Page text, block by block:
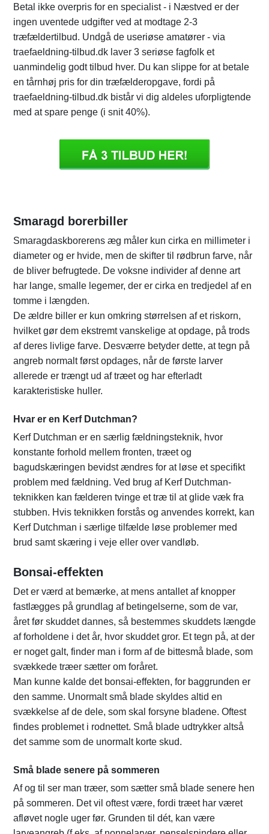
Betal ikke overpris for en specialist - i Næstved er der
ingen uventede udgifter ved at modtage 2-3
træfældertilbud. Undgå de useriøse amatører - via
traefaeldning-tilbud.dk laver 3 seriøse fagfolk et
uanmindelig godt tilbud hver. Du kan slippe for at betale
en tårnhøj pris for din træfælderopgave, fordi på
traefaeldning-tilbud.dk bistår vi dig aldeles uforpligtende
med at spare penge (i snit 40%).
Smaragd borerbiller
Smaragdaskborerens æg måler kun cirka en millimeter i
diameter og er hvide, men de skifter til rødbrun farve, når
de bliver befrugtede. De voksne individer af denne art
har lange, smalle legemer, der er cirka en tredjedel af en
tomme i længden.
De ældre biller er kun omkring størrelsen af et riskorn,
hvilket gør dem ekstremt vanskelige at opdage, på trods
af deres livlige farve. Desværre betyder dette, at tegn på
angreb normalt først opdages, når de første larver
allerede er trængt ud af træet og har efterladt
karakteristiske huller.
Hvar er en Kerf Dutchman?
Kerf Dutchman er en særlig fældningsteknik, hvor
konstante forhold mellem fronten, træet og
bagudskæringen bevidst ændres for at løse et specifikt
problem med fældning. Ved brug af Kerf Dutchman-
teknikken kan fælderen tvinge et træ til at glide væk fra
stubben. Hvis teknikken forstås og anvendes korrekt, kan
Kerf Dutchman i særlige tilfælde løse problemer med
brud samt skæring i veje eller over vandløb.
Bonsai-effekten
Det er værd at bemærke, at mens antallet af knopper
fastlægges på grundlag af betingelserne, som de var,
året før skuddet dannes, så bestemmes skuddets længde
af forholdene i det år, hvor skuddet gror. Et tegn på, at der
er noget galt, finder man i form af de bittesmå blade, som
svækkede træer sætter om foråret.
Man kunne kalde det bonsai-effekten, for baggrunden er
den samme. Unormalt små blade skyldes altid en
svækkelse af de dele, som skal forsyne bladene. Oftest
findes problemet i rodnettet. Små blade udtrykker altså
det samme som de unormalt korte skud.
Små blade senere på sommeren
Af og til ser man træer, som sætter små blade senere hen
på sommeren. Det vil oftest være, fordi træet har været
afløvet nogle uger før. Grunden til dét, kan være